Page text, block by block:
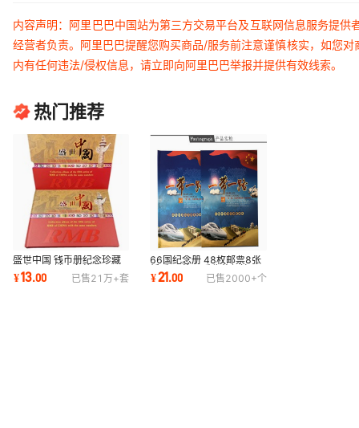
内容声明：阿里巴巴中国站为第三方交易平台及互联网信息服务提
经营者负责。阿里巴巴提醒您购买商品/服务前注意谨慎核实，如您
内有任何违法/侵权信息，请立即向阿里巴巴举报并提供有效线索。
热门推荐
盛世中国 钱币册纪念珍藏
册空册 会销商务礼品
¥13.00 已售21万+套
66国纪念册 48枚邮票8张
纸币10枚硬币收藏保护册
外币
¥21.00 已售2000+个